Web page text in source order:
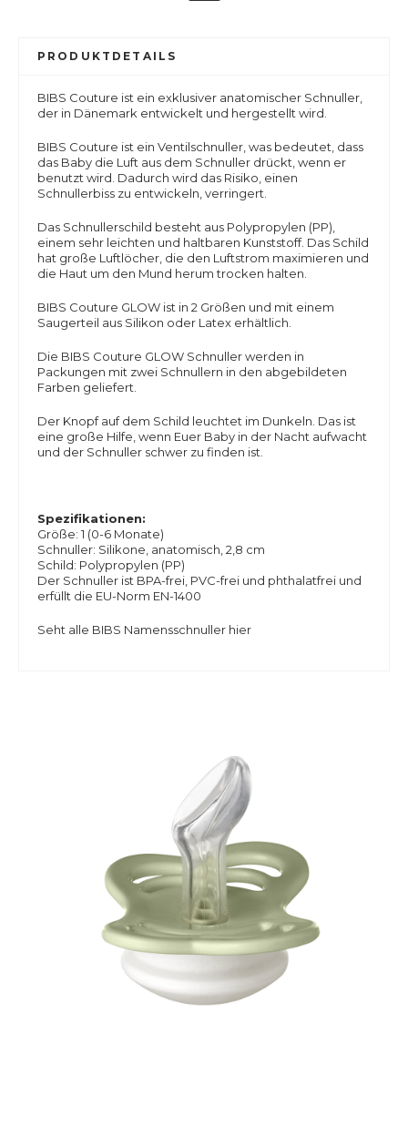
PRODUKTDETAILS
BIBS Couture ist ein exklusiver anatomischer Schnuller,
der in Dänemark entwickelt und hergestellt wird.
BIBS Couture ist ein Ventilschnuller, was bedeutet, dass
das Baby die Luft aus dem Schnuller drückt, wenn er
benutzt wird. Dadurch wird das Risiko, einen
Schnullerbiss zu entwickeln, verringert.
Das Schnullerschild besteht aus Polypropylen (PP),
einem sehr leichten und haltbaren Kunststoff. Das Schild
hat große Luftlöcher, die den Luftstrom maximieren und
die Haut um den Mund herum trocken halten.
BIBS Couture GLOW ist in 2 Größen und mit einem
Saugerteil aus Silikon oder Latex erhältlich.
Die BIBS Couture GLOW Schnuller werden in
Packungen mit zwei Schnullern in den abgebildeten
Farben geliefert.
Der Knopf auf dem Schild leuchtet im Dunkeln. Das ist
eine große Hilfe, wenn Euer Baby in der Nacht aufwacht
und der Schnuller schwer zu finden ist.
Spezifikationen:
Größe: 1 (0-6 Monate)
Schnuller: Silikone, anatomisch, 2,8 cm
Schild: Polypropylen (PP)
Der Schnuller ist BPA-frei, PVC-frei und phthalatfrei und
erfüllt die EU-Norm EN-1400
Seht alle BIBS Namensschnuller hier